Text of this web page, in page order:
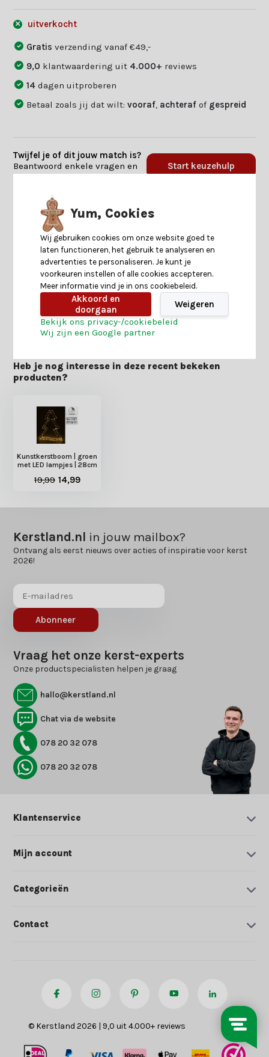
uitverkocht
Gratisverzending vanaf €49,-
9,0 klantwaardering uit 4.000+ reviews
14dagen uitproberen
Betaal zoals jij dat wilt:vooraf achteraf of gespreid
Twijfel je of dit jouw match is?
Beantwoord enkele vragen en
we vinden jouw match.
Start keuzehulp
Productomschrijving
Specificaties
Reviews
Heb je nog interesse in deze recent bekeken
producten?
Kunstkerstboom | groen
met LED lampjes | 28cm
19,99 14,99
Kerstland.nl in jouw mailbox?
Ontvang als eerst nieuws over acties of inspiratie voor kerst
2026!
Abonneer
Vraag het onze kerst-experts
Onze productspecialisten helpen je graag
hallo@kerstland.nl
Chat via de website
078 20 32 078
078 20 32 078
Klantenservice
Mijn account
Categorieën
Contact
© Kerstland 2026 | 9,0 uit 4.000+ reviews
Yum, Cookies
Wij gebruiken cookies om onze website goed te
laten functioneren, het gebruik te analyseren en
advertenties te personaliseren. Je kunt je
voorkeuren instellen of alle cookies accepteren.
Meer informatie vind je in ons cookiebeleid.
Akkoord en
doorgaan
Weigeren
Bekijk ons privacy-/cookiebeleid
Wij zijn een Google partner